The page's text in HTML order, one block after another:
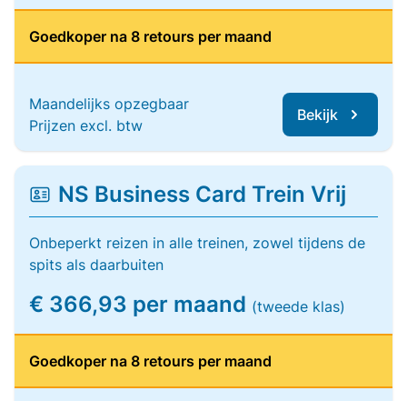
Goedkoper na 8 retours per maand
Maandelijks opzegbaar
Prijzen excl. btw
Bekijk
NS Business Card Trein Vrij
Onbeperkt reizen in alle treinen, zowel tijdens de
spits als daarbuiten
€ 366,93 per maand (tweede klas)
Goedkoper na 8 retours per maand